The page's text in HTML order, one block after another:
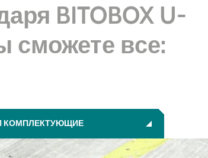
КОМПЛЕКТУЮЩИЕ
BITOBOX U-
сможете все: